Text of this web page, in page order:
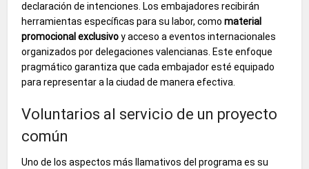
declaración de intenciones. Los embajadores recibirán
herramientas específicas para su labor, comomaterial
promocional exclusivoy acceso a eventos internacionales
organizados por delegaciones valencianas. Este enfoque
pragmático garantiza que cada embajador esté equipado
para representar a la ciudad de manera efectiva.
Voluntarios al servicio de un proyecto
común
Uno de los aspectos más llamativos del programa es su